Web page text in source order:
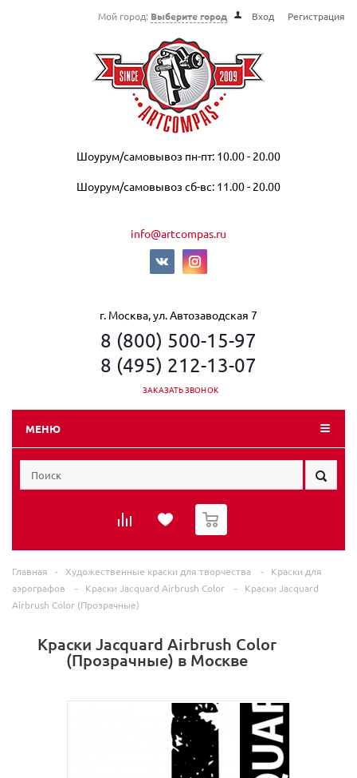
Мой город: Выберите город Вход Регистрация
Шоурум/самовывоз пн-пт: 10.00 - 20.00
Шоурум/самовывоз сб-вс: 11.00 - 20.00
info@artcompas.ru
г. Москва, ул. Автозаводская 7
8 (800) 500-15-97
8 (495) 212-13-07
ЗАКАЗАТЬ ЗВОНОК
МЕНЮ
0
Главная - Художественные краски для творчества -
Краски для
аэрографов
- Краски Jacquard Airbrush Color -
Краски Jacquard
Airbrush Color (Прозрачные)
Краски Jacquard Airbrush Color
(Прозрачные) в Москве